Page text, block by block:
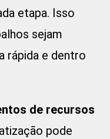
etapa. Isso
sejam
rápida e dentro
de recursos
pode